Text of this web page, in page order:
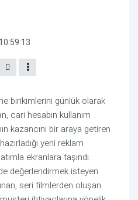
birikimlerini günlük olarak
cari hesabın kullanım
kazancını bir araya getiren
yeni reklam
ekranlara taşındı.
değerlendirmek isteyen
seri filmlerden oluşan